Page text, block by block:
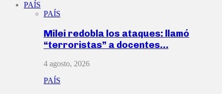
PAÍS
PAÍS
Milei redobla los ataques: llamó
“terroristas” a docentes…
4 agosto, 2026
PAÍS